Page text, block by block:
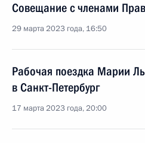
Совещание с членами
29 марта 2023 года, 16:50
Рабочая поездка Марии
в Санкт-Петербург
17 марта 2023 года, 20:00